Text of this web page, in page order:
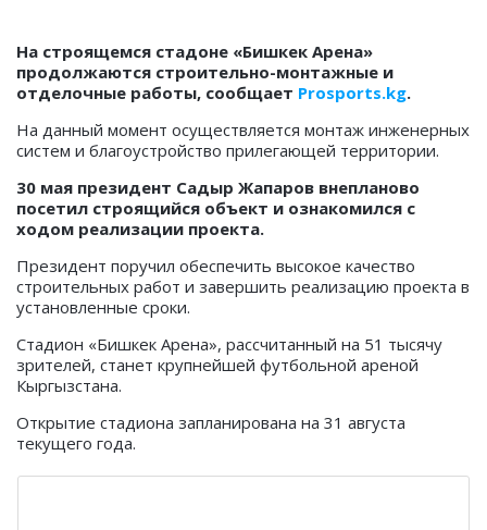
На строящемся стадоне «Бишкек Арена»
продолжаются строительно-монтажные и
отделочные работы, сообщает Prosports.kg.
На данный момент осуществляется монтаж инженерных
систем и благоустройство прилегающей территории.
30 мая президент Садыр Жапаров внепланово
посетил строящийся объект и ознакомился с
ходом реализации проекта.
Президент поручил обеспечить высокое качество
строительных работ и завершить реализацию проекта в
установленные сроки.
Стадион «Бишкек Арена», рассчитанный на 51 тысячу
зрителей, станет крупнейшей футбольной ареной
Кыргызстана.
Открытие стадиона запланирована на 31 августа
текущего года.